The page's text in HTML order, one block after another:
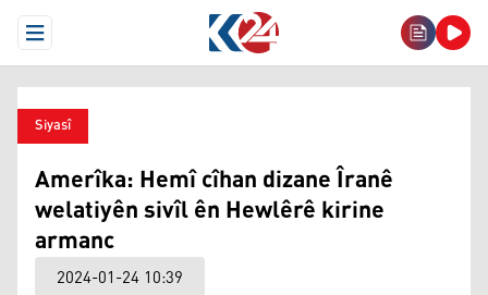
Open Menu
Siyasî
Amerîka: Hemî cîhan dizane Îranê
welatiyên sivîl ên Hewlêrê kirine
armanc
2024-01-24 10:39